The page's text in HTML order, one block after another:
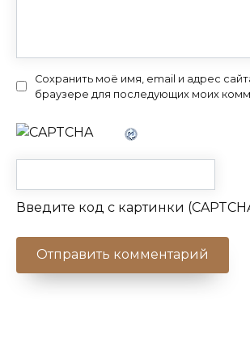
Сохранить моё имя, email и адрес
браузере для последующих моих
Введите код с картинки